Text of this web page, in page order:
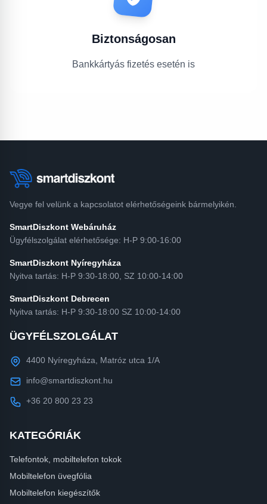
Biztonságosan
Bankkártyás fizetés esetén is
Vegye fel velünk a kapcsolatot elérhetőségeink bármelyikén.
SmartDiszkont Webáruház
Ügyfélszolgálat elérhetősége: H-P 9:00-16:00
SmartDiszkont Nyíregyháza
Nyitva tartás: H-P 9:30-18:00, SZ 10:00-14:00
SmartDiszkont Debrecen
Nyitva tartás: H-P 9:30-18:00 SZ 10:00-14:00
ÜGYFÉLSZOLGÁLAT
4400 Nyíregyháza, Matróz utca 1/A
info@smartdiszkont.hu
+36 20 800 23 23
KATEGÓRIÁK
Telefontok, mobiltelefon tokok
Mobiltelefon üvegfólia
Mobiltelefon kiegészítők